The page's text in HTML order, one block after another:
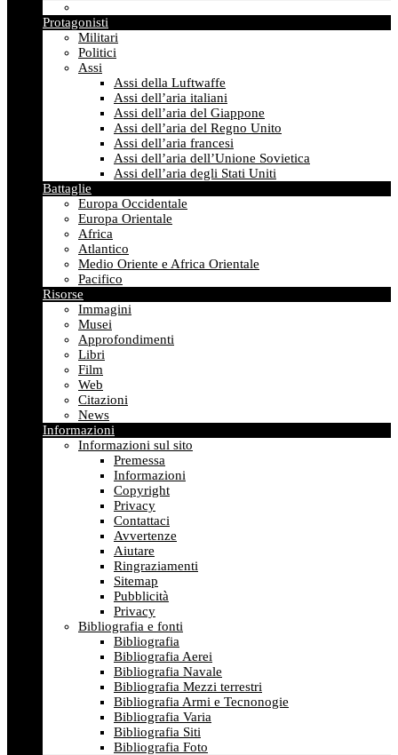
Protagonisti
Militari
Politici
Assi
Assi della Luftwaffe
Assi dell’aria italiani
Assi dell’aria del Giappone
Assi dell’aria del Regno Unito
Assi dell’aria francesi
Assi dell’aria dell’Unione Sovietica
Assi dell’aria degli Stati Uniti
Battaglie
Europa Occidentale
Europa Orientale
Africa
Atlantico
Medio Oriente e Africa Orientale
Pacifico
Risorse
Immagini
Musei
Approfondimenti
Libri
Film
Web
Citazioni
News
Informazioni
Informazioni sul sito
Premessa
Informazioni
Copyright
Privacy
Contattaci
Avvertenze
Aiutare
Ringraziamenti
Sitemap
Pubblicità
Privacy
Bibliografia e fonti
Bibliografia
Bibliografia Aerei
Bibliografia Navale
Bibliografia Mezzi terrestri
Bibliografia Armi e Tecnonogie
Bibliografia Varia
Bibliografia Siti
Bibliografia Foto